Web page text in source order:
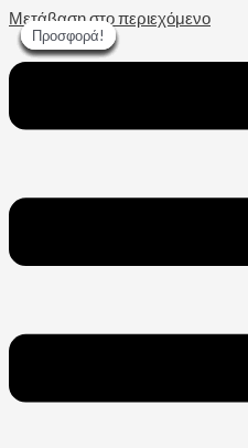
Μετάβαση στο περιεχόμενο
Προσφορά!
Προσφορά!
Προσφορά!
Προσφορά!
Προσφορά!
Προσφορά!
Προσφορά!
Προσφορά!
Προσφορά!